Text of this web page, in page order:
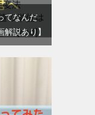
てなんだ
説あり】